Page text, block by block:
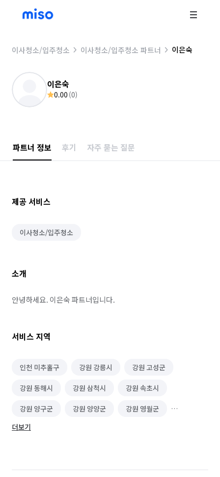
이사청소/입주청소 이사청소/입주청소 파트너 이은숙
이은숙
0.00 (0)
파트너 정보 후기 자주 묻는 질문
제공 서비스
이사청소/입주청소
소개
안녕하세요. 이은숙 파트너입니다.
서비스 지역
인천 미추홀구 강원 강릉시 강원 고성군
강원 동해시 강원 삼척시 강원 속초시
강원 양구군 강원 양양군 강원 영월군
강원 원주시
강원 평창군 강원 홍천군 강원 화천군
더보기